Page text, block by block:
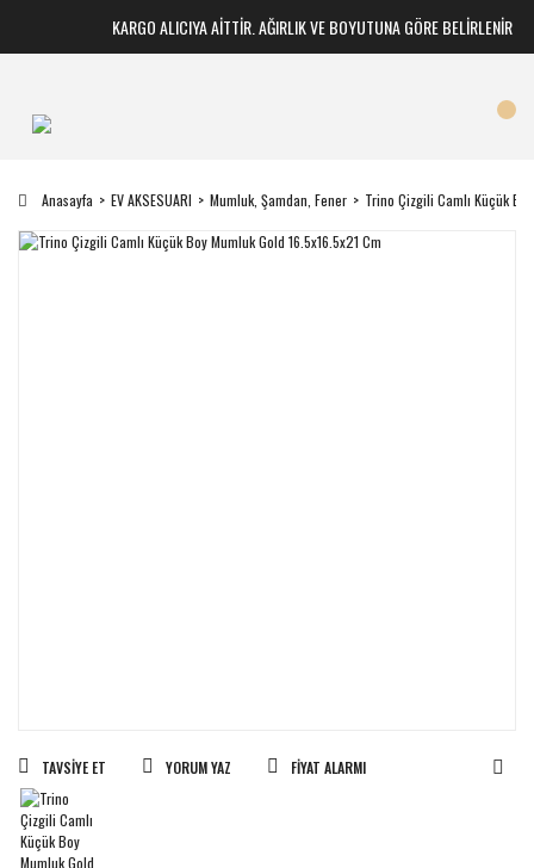
KARGO ALICIYA AİTTİR. AĞIRLIK VE BOYUTUNA GÖRE BELİRLENİR
Anasayfa EV AKSESUARI Mumluk, Şamdan, Fener Trino Çizgili Camlı Küçük
TAVSIYE ET YORUM YAZ FIYAT ALARMI